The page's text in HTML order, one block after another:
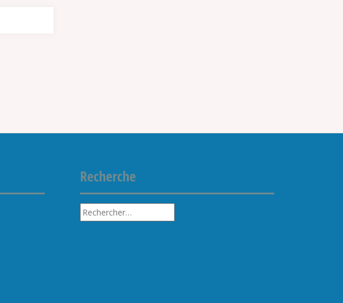
Recherche
Rechercher :